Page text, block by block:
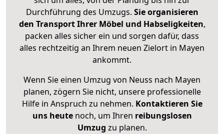
Durchführung des Umzugs. Sie organisieren
den Transport Ihrer Möbel und Habseligkeiten,
packen alles sicher ein und sorgen dafür, dass
alles rechtzeitig an Ihrem neuen Zielort in Mayen
ankommt.
Wenn Sie einen Umzug von Neuss nach Mayen
planen, zögern Sie nicht, unsere professionelle
Hilfe in Anspruch zu nehmen. Kontaktieren Sie
uns heutenoch, um Ihren reibungslosen
Umzug zu planen.